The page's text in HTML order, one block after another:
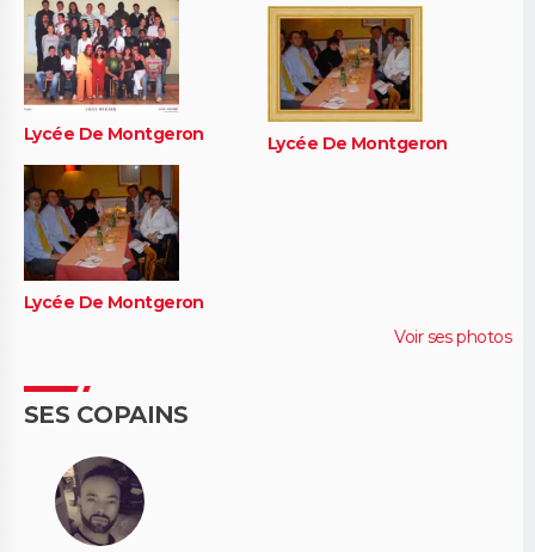
Lycée De Montgeron Lycée De Montgeron
Lycée De Montgeron
Voir ses photos
SES COPAINS